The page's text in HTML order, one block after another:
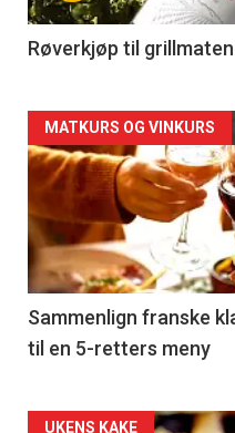
4
Røverkjøp til grillmaten
Forsiden
akkurat
nå
-
5
MATKURS OG VINKURS
Sammenlign franske
til en 5-retters meny
UKENS KAKE